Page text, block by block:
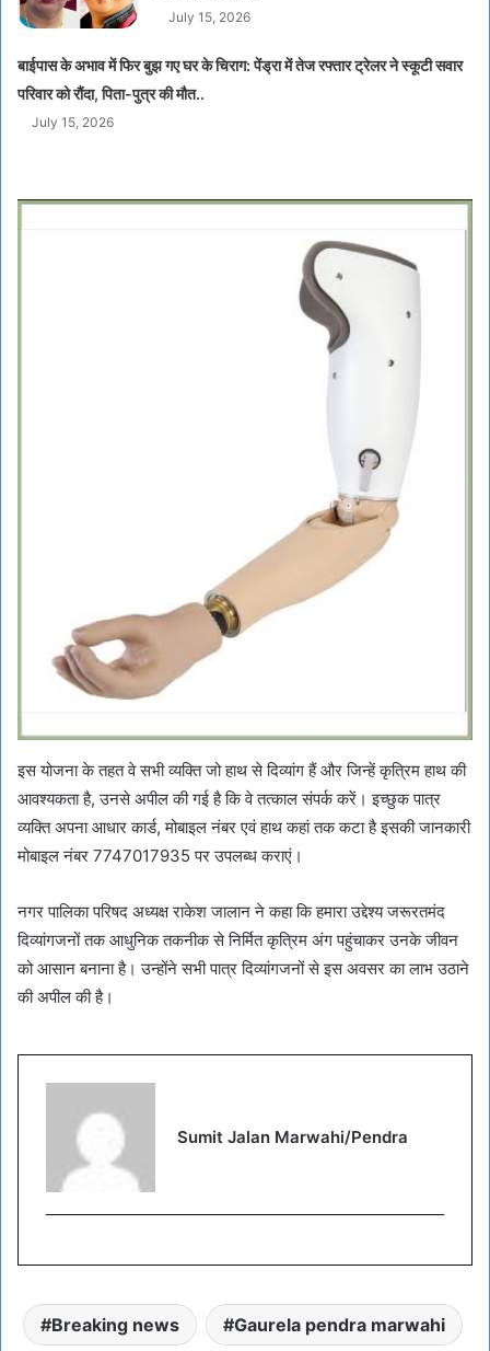
July 15, 2026
बाईपास के अभाव में फिर बुझ गए घर के चिराग: पेंड्रा में तेज रफ्तार ट्रेलर ने स्कूटी सवार
परिवार को रौंदा, पिता-पुत्र की मौत..
July 15, 2026
इस योजना के तहत वे सभी व्यक्ति जो हाथ से दिव्यांग हैं और जिन्हें कृत्रिम हाथ की
आवश्यकता है, उनसे अपील की गई है कि वे तत्काल संपर्क करें। इच्छुक पात्र
व्यक्ति अपना आधार कार्ड, मोबाइल नंबर एवं हाथ कहां तक कटा है इसकी जानकारी
मोबाइल नंबर 7747017935 पर उपलब्ध कराएं।
नगर पालिका परिषद अध्यक्ष राकेश जालान ने कहा कि हमारा उद्देश्य जरूरतमंद
दिव्यांगजनों तक आधुनिक तकनीक से निर्मित कृत्रिम अंग पहुंचाकर उनके जीवन
को आसान बनाना है। उन्होंने सभी पात्र दिव्यांगजनों से इस अवसर का लाभ उठाने
की अपील की है।
Sumit Jalan Marwahi/Pendra
Breaking news Gaurela pendra marwahi